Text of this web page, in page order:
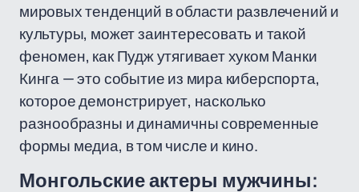
мировых тенденций в области развлечений и
культуры, может заинтересовать и такой
феномен, как Пудж утягивает хуком Манки
Кинга — это событие из мира киберспорта,
которое демонстрирует, насколько
разнообразны и динамичны современные
формы медиа, в том числе и кино.
Монгольские актеры мужчины: